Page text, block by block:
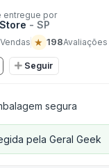
entregue por
- SP
Vendas ★ 198Avaliações
Seguir
segura
pela Geral Geek